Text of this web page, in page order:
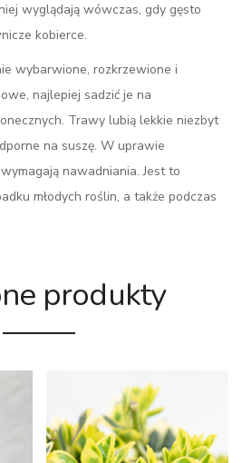
wyglądają wówczas, gdy gęsto
kobierce.
wybarwione, rozkrzewione i
najlepiej sadzić je na
Trawy lubią lekkie niezbyt
na suszę. W uprawie
nawadniania. Jest to
młodych roślin, a także podczas
produkty